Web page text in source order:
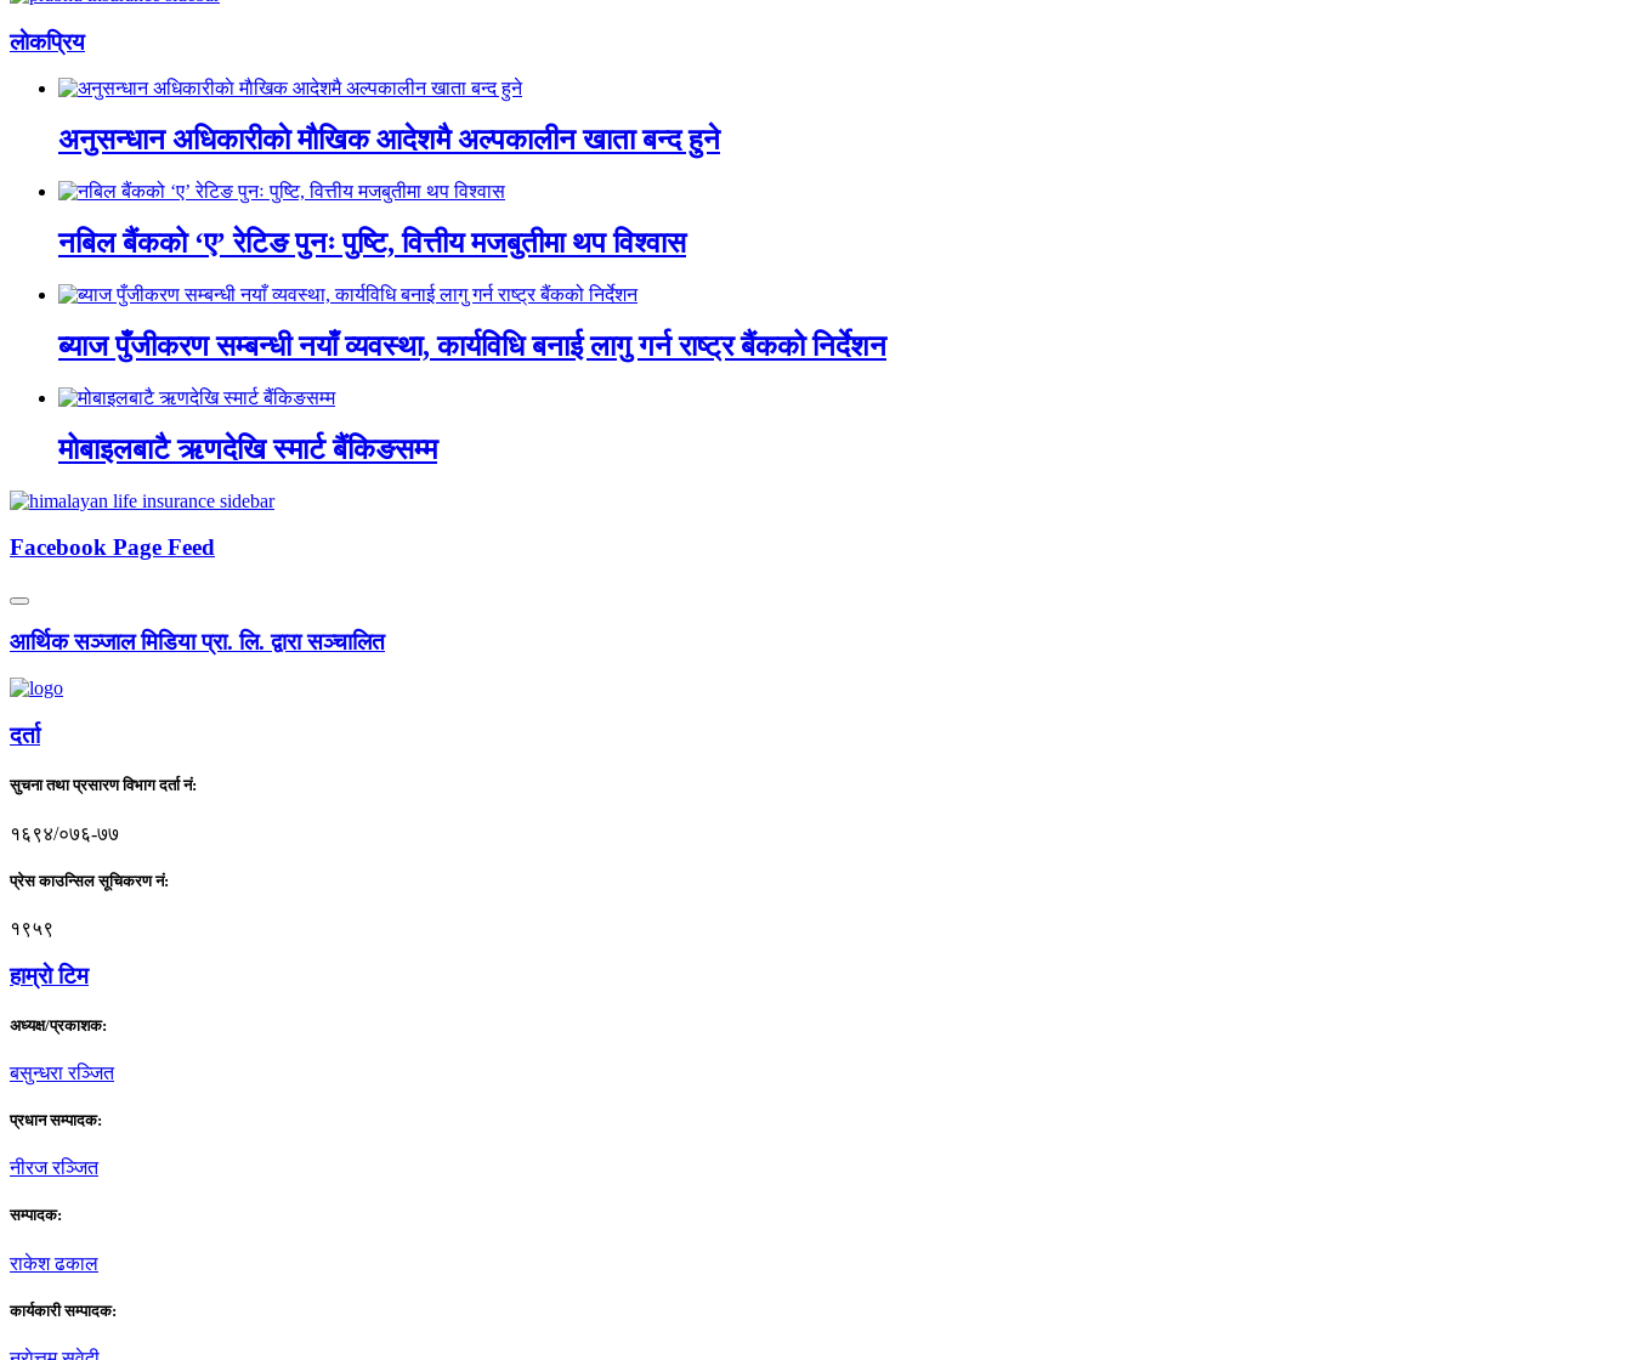
लाेकप्रिय
अनुसन्धान अधिकारीकाे माैखिक आदेशमै अल्पकालीन खाता बन्द हुने
नबिल बैंकको ‘ए’ रेटिङ पुनः पुष्टि, वित्तीय मजबुतीमा थप विश्वास
ब्याज पुँजीकरण सम्बन्धी नयाँ व्यवस्था, कार्यविधि बनाई लागु गर्न राष्ट्र बैंकको निर्देशन
मोबाइलबाटै ऋणदेखि स्मार्ट बैंकिङसम्म
Facebook Page Feed
आर्थिक सञ्जाल मिडिया प्रा. लि. द्वारा सञ्चालित
दर्ता
सुचना तथा प्रसारण विभाग दर्ता नं:
१६९४/०७६-७७
प्रेस काउन्सिल सूचिकरण नं:
१९५९
हाम्राे टिम
अध्यक्ष/प्रकाशक:
बसुन्धरा रञ्जित
प्रधान सम्पादक:
नीरज रञ्जित
सम्पादक:
राकेश ढकाल
कार्यकारी सम्पादक: